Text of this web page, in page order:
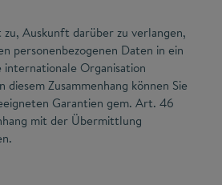
Auskunft darüber zu verlangen,
personenbezogenen Daten in ein
Organisation
Zusammenhang können Sie
Garantien gem. Art. 46
mit der Übermittlung